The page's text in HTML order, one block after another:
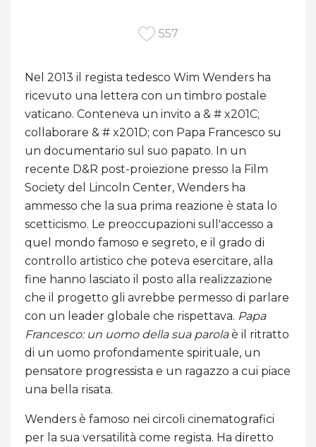
557
Nel 2013 il regista tedesco Wim Wenders ha
ricevuto una lettera con un timbro postale
vaticano. Conteneva un invito a & # x201C;
collaborare & # x201D; con Papa Francesco su
un documentario sul suo papato. In un
recente D&R post-proiezione presso la Film
Society del Lincoln Center, Wenders ha
ammesso che la sua prima reazione è stata lo
scetticismo. Le preoccupazioni sull'accesso a
quel mondo famoso e segreto, e il grado di
controllo artistico che poteva esercitare, alla
fine hanno lasciato il posto alla realizzazione
che il progetto gli avrebbe permesso di parlare
con un leader globale che rispettava. Papa
Francesco: un uomo della sua parolaè il ritratto
di un uomo profondamente spirituale, un
pensatore progressista e un ragazzo a cui piace
una bella risata.
Wenders è famoso nei circoli cinematografici
per la sua versatilità come regista. Ha diretto